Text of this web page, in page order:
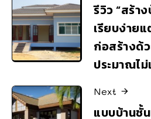
รีวิว “สร้า
เรียบง่าย
ก่อสร้างด้
ประมาณไ
Next
แบบบ้านชั้